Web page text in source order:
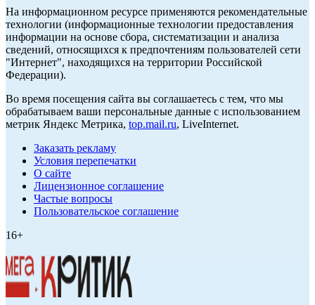
На информационном ресурсе применяются рекомендательные
технологии (информационные технологии предоставления
информации на основе сбора, систематизации и анализа
сведений, относящихся к предпочтениям пользователей сети
"Интернет", находящихся на территории Российской
Федерации).
Во время посещения сайта вы соглашаетесь с тем, что мы
обрабатываем ваши персональные данные с использованием
метрик Яндекс Метрика, top.mail.ru, LiveInternet.
Заказать рекламу
Условия перепечатки
О сайте
Лицензионное соглашение
Частые вопросы
Пользовательское соглашение
16+